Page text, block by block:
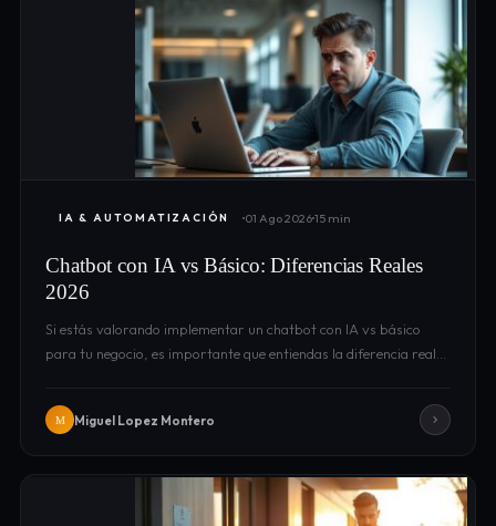
IA & AUTOMATIZACIÓN 01 Ago 202615 min
Chatbot con IA vs Básico: Diferencias Reales
2026
Si estás valorando implementar un chatbot con IA vs básico
para tu negocio, es importante que entiendas la diferencia real…
M Miguel Lopez Montero